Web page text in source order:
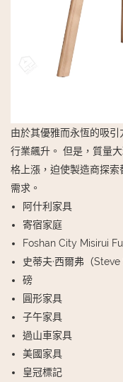
由於其優雅而永恆的吸
行業飆升。 但是，質量
格上漲，迫使製造商探
需求。
阿什利家具
寄宿家庭
Foshan City Misirui
史蒂夫·西爾弗（
磅
圓形家具
子午家具
過山車家具
美國家具
皇冠標記